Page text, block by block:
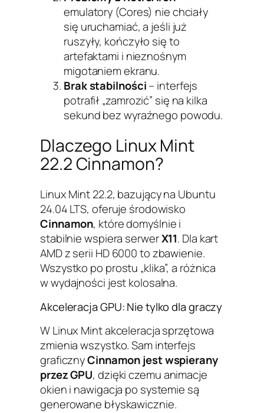
emulatory (Cores) nie chciały
się uruchamiać, a jeśli już
ruszyły, kończyło się to
artefaktami i nieznośnym
migotaniem ekranu.
Brak stabilności– interfejs
potrafił „zamrozić” się na kilka
sekund bez wyraźnego powodu.
Dlaczego Linux Mint
22.2 Cinnamon?
Linux Mint 22.2, bazujący na Ubuntu
24.04 LTS, oferuje środowisko
Cinnamon, które domyślnie i
stabilnie wspiera serwerX11. Dla kart
AMD z serii HD 6000 to zbawienie.
Wszystko po prostu „klika”, a różnica
w wydajności jest kolosalna.
Akceleracja GPU: Nie tylko dla graczy
W Linux Mint akceleracja sprzętowa
zmienia wszystko. Sam interfejs
graficznyCinnamon jest wspierany
przez GPU, dzięki czemu animacje
okien i nawigacja po systemie są
generowane błyskawicznie.